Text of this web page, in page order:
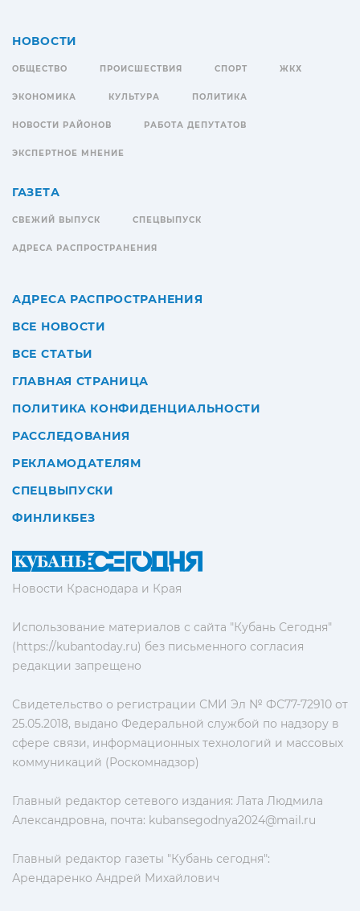
Новости Краснодара и Края
Использование материалов с сайта "Кубань Сегодня"
(https://kubantoday.ru) без письменного согласия
редакции запрещено
Свидетельство о регистрации СМИ Эл № ФС77-72910 от
25.05.2018, выдано Федеральной службой по надзору в
сфере связи, информационных технологий и массовых
коммуникаций (Роскомнадзор)
Главный редактор сетевого издания: Лата Людмила
Александровна, почта: kubansegodnya2024@mail.ru
Главный редактор газеты "Кубань сегодня":
Арендаренко Андрей Михайлович
НОВОСТИ
ОБЩЕСТВО ПРОИСШЕСТВИЯ СПОРТ ЖКХ
ЭКОНОМИКА КУЛЬТУРА ПОЛИТИКА
НОВОСТИ РАЙОНОВ РАБОТА ДЕПУТАТОВ
ЭКСПЕРТНОЕ МНЕНИЕ
ГАЗЕТА
СВЕЖИЙ ВЫПУСК СПЕЦВЫПУСК
АДРЕСА РАСПРОСТРАНЕНИЯ
АДРЕСА РАСПРОСТРАНЕНИЯ
ВСЕ НОВОСТИ
ВСЕ СТАТЬИ
ГЛАВНАЯ СТРАНИЦА
ПОЛИТИКА КОНФИДЕНЦИАЛЬНОСТИ
РАССЛЕДОВАНИЯ
РЕКЛАМОДАТЕЛЯМ
СПЕЦВЫПУСКИ
ФИНЛИКБЕЗ